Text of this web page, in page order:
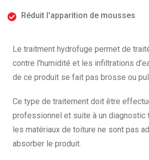
Réduit l'apparition de mousses
Le traitment hydrofuge permet de
contre l’humidité et les infiltrations
de ce produit se fait pas brosse ou
Ce type de traitement doit être
professionnel et suite à un diagnostic
les matériaux de toiture ne sont pas
absorber le produit.